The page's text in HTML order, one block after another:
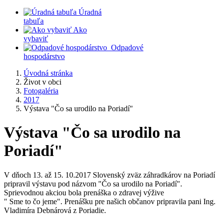
Úradná
tabuľa
Ako
vybaviť
Odpadové
hospodárstvo
Úvodná stránka
Život v obci
Fotogaléria
2017
Výstava "Čo sa urodilo na Poriadí"
Výstava "Čo sa urodilo na
Poriadí"
V dňoch 13. až 15. 10.2017 Slovenský zväz záhradkárov na Poriadí
pripravil výstavu pod názvom "Čo sa urodilo na Poriadí".
Sprievodnou akciou bola prenáška o zdravej výžive
" Sme to čo jeme". Prenášku pre našich občanov pripravila pani Ing.
Vladimíra Debnárová z Poriadie.